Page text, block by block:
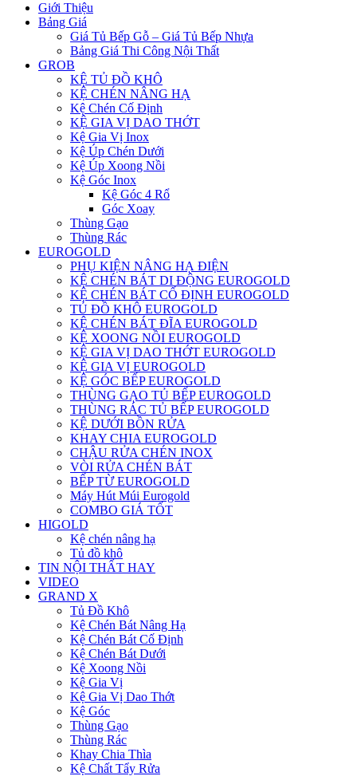
Giới Thiệu
Bảng Giá
Giá Tủ Bếp Gỗ – Giá Tủ Bếp Nhựa
Bảng Giá Thi Công Nội Thất
GROB
KỆ TỦ ĐỒ KHÔ
KỆ CHÉN NÂNG HẠ
Kệ Chén Cố Định
KỆ GIA VỊ DAO THỚT
Kệ Gia Vị Inox
Kệ Úp Chén Dưới
Kệ Úp Xoong Nồi
Kệ Góc Inox
Kệ Góc 4 Rổ
Góc Xoay
Thùng Gạo
Thùng Rác
EUROGOLD
PHỤ KIỆN NÂNG HẠ ĐIỆN
KỆ CHÉN BÁT DI ĐỘNG EUROGOLD
KỆ CHÉN BÁT CỐ ĐỊNH EUROGOLD
TỦ ĐỒ KHÔ EUROGOLD
KỆ CHÉN BÁT ĐĨA EUROGOLD
KỆ XOONG NỒI EUROGOLD
KỆ GIA VỊ DAO THỚT EUROGOLD
KỆ GIA VỊ EUROGOLD
KỆ GÓC BẾP EUROGOLD
THÙNG GẠO TỦ BẾP EUROGOLD
THÙNG RÁC TỦ BẾP EUROGOLD
KỆ DƯỚI BỒN RỬA
KHAY CHIA EUROGOLD
CHẬU RỬA CHÉN INOX
VÒI RỬA CHÉN BÁT
BẾP TỪ EUROGOLD
Máy Hút Múi Eurogold
COMBO GIÁ TỐT
HIGOLD
Kệ chén nâng hạ
Tủ đồ khô
TIN NỘI THẤT HAY
VIDEO
GRAND X
Tủ Đồ Khô
Kệ Chén Bát Nâng Hạ
Kệ Chén Bát Cố Định
Kệ Chén Bát Dưới
Kệ Xoong Nồi
Kệ Gia Vị
Kệ Gia Vị Dao Thớt
Kệ Góc
Thùng Gạo
Thùng Rác
Khay Chia Thìa
Kệ Chất Tẩy Rửa